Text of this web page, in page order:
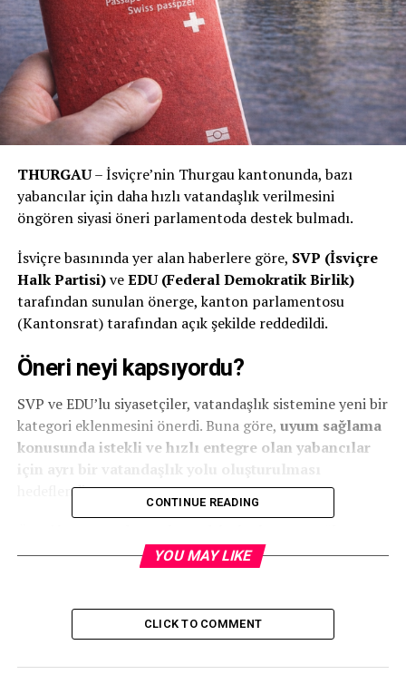
THURGAU– İsviçre’nin Thurgau kantonunda, bazı
yabancılar için daha hızlı vatandaşlık verilmesini
öngören siyasi öneri parlamentoda destek bulmadı.
İsviçre basınında yer alan haberlere göre, SVP (İsviçre
Halk Partisi)veEDU (Federal Demokratik Birlik)
tarafından sunulan önerge, kanton parlamentosu
(Kantonsrat) tarafından açık şekilde reddedildi.
Öneri neyi kapsıyordu?
SVP ve EDU’lu siyasetçiler, vatandaşlık sistemine yeni bir
kategori eklenmesini önerdi. Buna göre, uyum sağlama
konusunda istekli ve hızlı entegre olan yabancılar
hedeflendi.
motivasyonu yüksek kişileredaha kolay ve ayrıcalıklı
bir vatandaşlık sürecitanınması planlandı.
“Federal yasalarla uyumlu değil”
CONTINUE READING
YOU MAY LIKE
CLICK TO COMMENT